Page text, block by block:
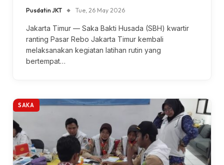
Pusdatin JKT Tue, 26 May 2026
Jakarta Timur — Saka Bakti Husada (SBH) kwartir
ranting Pasar Rebo Jakarta Timur kembali
melaksanakan kegiatan latihan rutin yang
bertempat…
SAKA